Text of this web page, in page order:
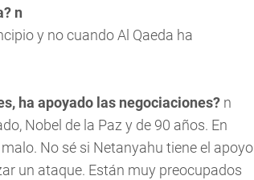
n
y no cuando Al Qaeda ha
ha apoyado las negociaciones? n
Nobel de la Paz y de 90 años. En
No sé si Netanyahu tiene el apoyo
un ataque. Están muy preocupados